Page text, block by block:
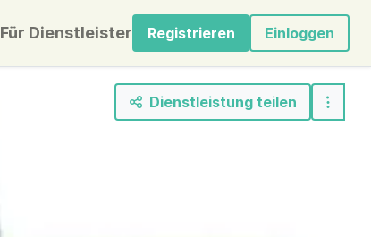
Für Dienstleister Registrieren Einloggen
Dienstleistung teilen